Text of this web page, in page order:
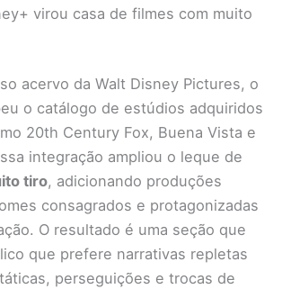
virou casa de filmes com muito
acervo da Walt Disney Pictures, o
o catálogo de estúdios adquiridos
20th Century Fox, Buena Vista e
integração ampliou o leque de
tiro, adicionando produções
consagrados e protagonizadas
O resultado é uma seção que
que prefere narrativas repletas
perseguições e trocas de